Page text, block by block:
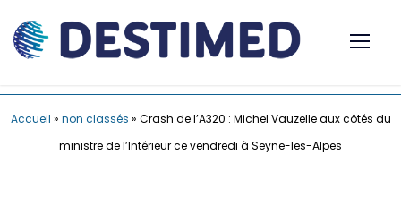
Accueil » non classés » Crash de l’A320 : Michel Vauzelle aux côtés du
ministre de l’Intérieur ce vendredi à Seyne-les-Alpes